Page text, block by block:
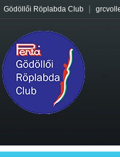
Gödöllői Röplabda Club |